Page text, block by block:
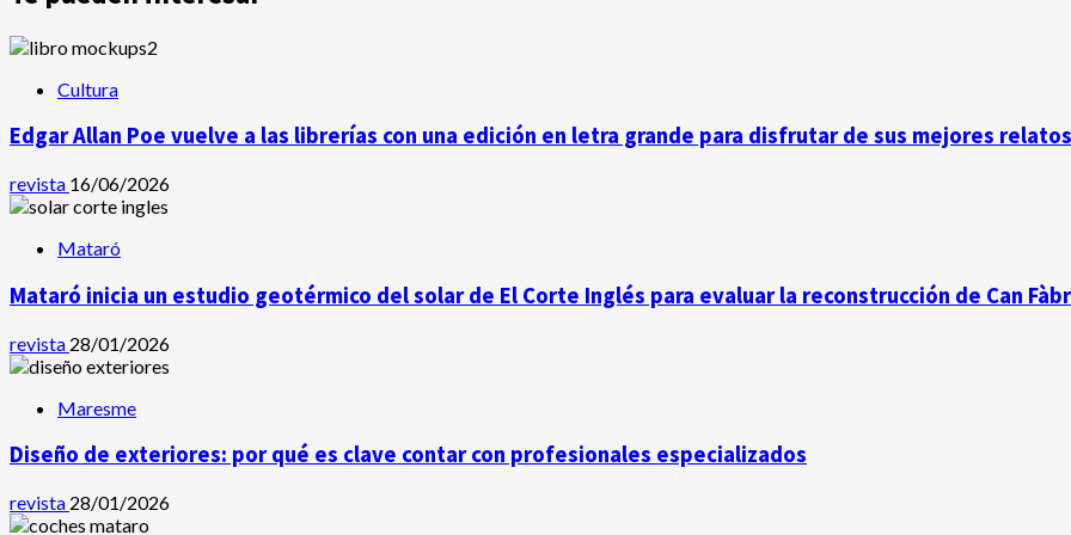
Cultura
Edgar Allan Poe vuelve a las librerías con una edición en letra grande para disfrutar de sus mejores relatos
revista 16/06/2026
Mataró
Mataró inicia un estudio geotérmico del solar de El Corte Inglés para evaluar la reconstrucción de Can
revista 28/01/2026
Maresme
Diseño de exteriores: por qué es clave contar con profesionales especializados
revista 28/01/2026